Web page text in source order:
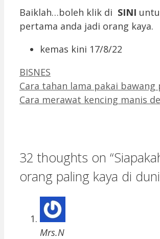
Baiklah…boleh klik di SINI
pertama anda jadi orang kaya.
kemas kini 17/8/22
Categories
BISNES
Cara tahan lama pakai bawang
Cara merawat kencing manis
32 thoughts on
orang paling kaya di
Mrs.N